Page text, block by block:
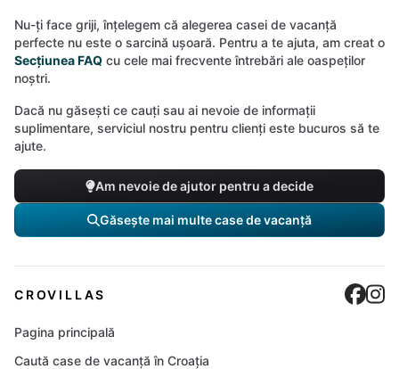
Nu-ți face griji, înțelegem că alegerea casei de vacanță
perfecte nu este o sarcină ușoară. Pentru a te ajuta, am creat o
Secțiunea FAQ cu cele mai frecvente întrebări ale oaspeților
noștri.
Dacă nu găsești ce cauți sau ai nevoie de informații
suplimentare, serviciul nostru pentru clienți este bucuros să te
ajute.
Am nevoie de ajutor pentru a decide
Găsește mai multe case de vacanță
CROVILLAS
Pagina principală
Caută case de vacanță în Croația